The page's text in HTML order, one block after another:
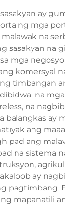
ay
ng mga
na
sasakyan
mga
timbangan
na
na
ay
ang
pad ang
na sistema
ay
mapanatili